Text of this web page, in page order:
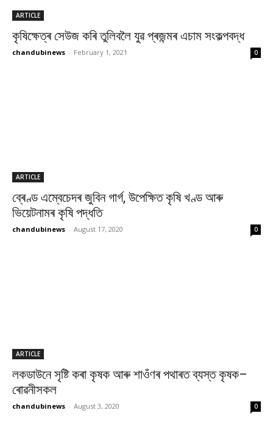
ARTICLE
কৃষিক্ষেত্ৰ সেউজ কৰি তুলিবলৈ যুৱ প্ৰজন্মৰ এচাম সংকল্পবদ্ধ
chandubinews - February 1, 2021 0
ARTICLE
ব্ৰেণ্ড এম্বেচেদৰ জুবিন গাৰ্গ, উপেক্ষিত কৃষি খণ্ড আৰু
ভিয়েটনামৰ কৃষি পদ্ধতি
chandubinews - August 17, 2020 0
ARTICLE
লকডাউনে সৃষ্টি কৰা কৃষক আৰু শাওঁণৰ পথাৰত ব্যস্ত কৃষক–
ৰোৱনীসকল
chandubinews - August 3, 2020 0